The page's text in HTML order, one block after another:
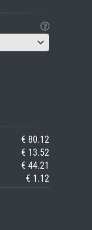
€ 80.12
€ 13.52
€ 44.21
€ 1.12